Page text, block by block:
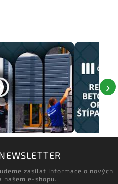
›
zasílat informace o nových
našem e-shopu.